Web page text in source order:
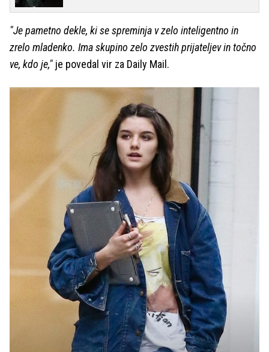
"Je pametno dekle, ki se spreminja v zelo inteligentno in
zrelo mladenko. Ima skupino zelo zvestih prijateljev in točno
ve, kdo je," je povedal vir za Daily Mail.